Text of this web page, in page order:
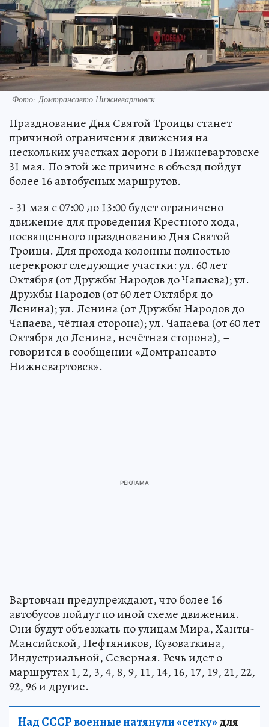
Фото: Домтрансавто Нижневартовск
Празднование Дня Святой Троицы станет
причиной ограничения движения на
нескольких участках дороги в Нижневартовске
31 мая. По этой же причине в объезд пойдут
более 16 автобусных маршрутов.
- 31 мая с 07:00 до 13:00 будет ограничено
движение для проведения Крестного хода,
посвященного празднованию Дня Святой
Троицы. Для прохода колонны полностью
перекроют следующие участки: ул. 60 лет
Октября (от Дружбы Народов до Чапаева); ул.
Дружбы Народов (от 60 лет Октября до
Ленина); ул. Ленина (от Дружбы Народов до
Чапаева, чётная сторона); ул. Чапаева (от 60 лет
Октября до Ленина, нечётная сторона), –
говорится в сообщении «Домтрансавто
Нижневартовск».
Вартовчан предупреждают, что более 16
автобусов пойдут по иной схеме движения.
Они будут объезжать по улицам Мира, Ханты-
Мансийской, Нефтяников, Кузоваткина,
Индустриальной, Северная. Речь идет о
маршрутах 1, 2, 3, 4, 8, 9, 11, 14, 16, 17, 19, 21, 22,
92, 96 и другие.
Над СССР военные натянули «сетку»для